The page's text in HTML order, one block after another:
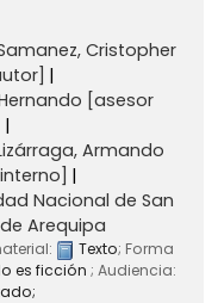
Cristopher
[asesor
Armando
Nacional de San
Arequipa
Texto; Forma
es ficción ; Audiencia: